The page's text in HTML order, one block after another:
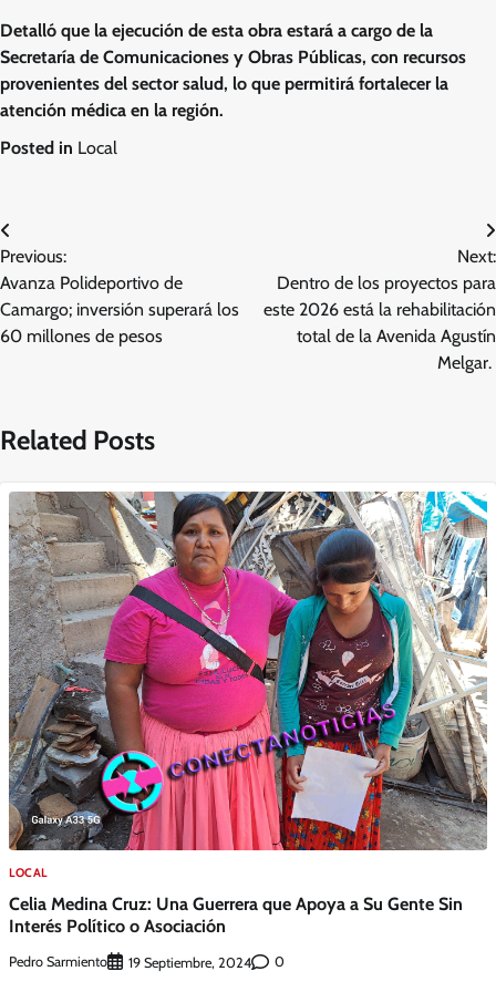
Detalló que la ejecución de esta obra estará a cargo de la
Secretaría de Comunicaciones y Obras Públicas, con recursos
provenientes del sector salud, lo que permitirá fortalecer la
atención médica en la región.
Posted in Local
Navegación
de
entradas
Previous:
Avanza Polideportivo de
Camargo; inversión superará los
60 millones de pesos
Next:
Dentro de los proyectos para
este 2026 está la rehabilitación
total de la Avenida Agustín
Melgar.
Related Posts
LOCAL
Celia Medina Cruz: Una Guerrera que Apoya a Su Gente Sin
Interés Político o Asociación
Pedro Sarmiento 19 Septiembre, 2024 0